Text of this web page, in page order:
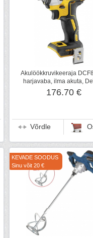
Akulöökkruvikeeraja
harjavaba, ilma akuta,
176.70 €
Võrdle
KEVADE SOODUS
Sinu võit 20 €